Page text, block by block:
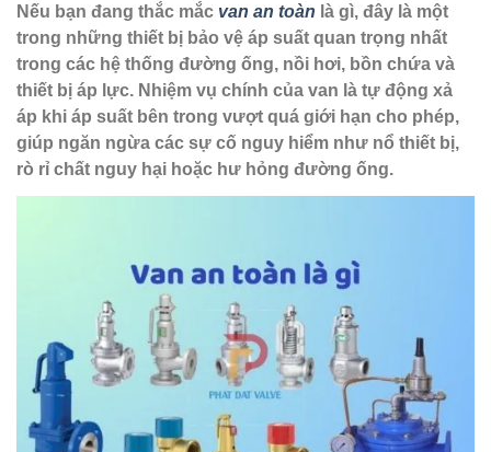
Nếu bạn đang thắc mắc van an toàn là gì, đây là một
trong những thiết bị bảo vệ áp suất quan trọng nhất
trong các hệ thống đường ống, nồi hơi, bồn chứa và
thiết bị áp lực. Nhiệm vụ chính của van là tự động xả
áp khi áp suất bên trong vượt quá giới hạn cho phép,
giúp ngăn ngừa các sự cố nguy hiểm như nổ thiết bị,
rò rỉ chất nguy hại hoặc hư hỏng đường ống.